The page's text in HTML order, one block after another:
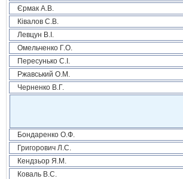
Єрмак А.В.
Ківалов С.В.
Левцун В.І.
Омельченко Г.О.
Пересунько С.І.
Ржавський О.М.
Черненко В.Г.
Бондаренко О.Ф.
Григорович Л.С.
Кендзьор Я.М.
Коваль В.С.